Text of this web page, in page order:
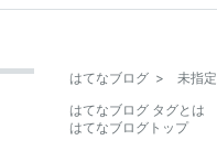
はてなブログ > 未指定
はてなブログ タグとは
はてなブログトップ